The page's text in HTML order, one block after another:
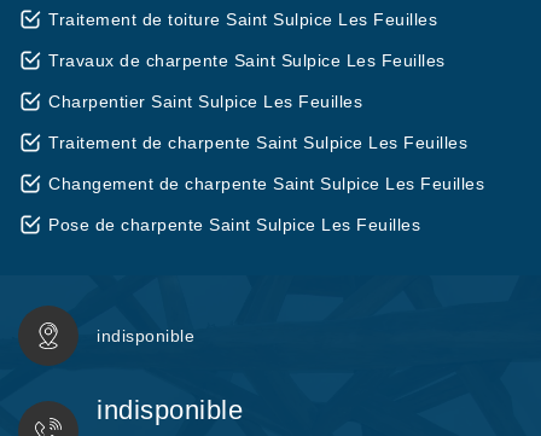
Traitement de toiture Saint Sulpice Les Feuilles
Travaux de charpente Saint Sulpice Les Feuilles
Charpentier Saint Sulpice Les Feuilles
Traitement de charpente Saint Sulpice Les Feuilles
Changement de charpente Saint Sulpice Les Feuilles
Pose de charpente Saint Sulpice Les Feuilles
indisponible
indisponible